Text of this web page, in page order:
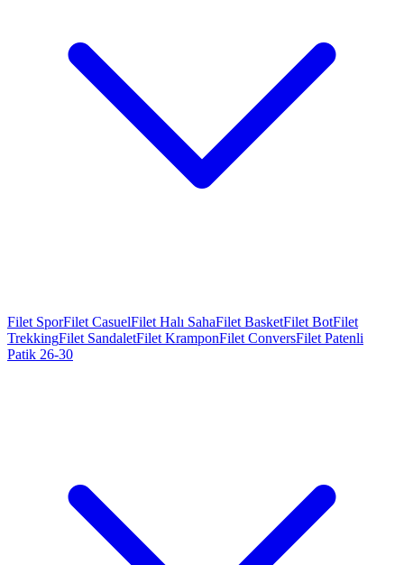
Filet SporFilet CasuelFilet Halı SahaFilet BasketFilet BotFilet
TrekkingFilet SandaletFilet KramponFilet ConversFilet Patenli
Patik 26-30